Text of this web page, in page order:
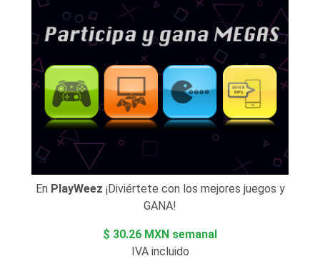
En PlayWeez ¡Diviértete con los mejores juegos y
GANA!
$ 30.26 MXN semanal
IVA incluido